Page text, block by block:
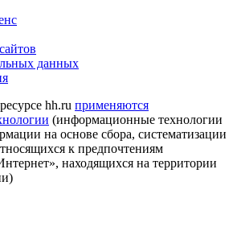
данных
hh.ru применяются
(информационные технологии
на основе сбора, систематизации
к предпочтениям
находящихся на территории